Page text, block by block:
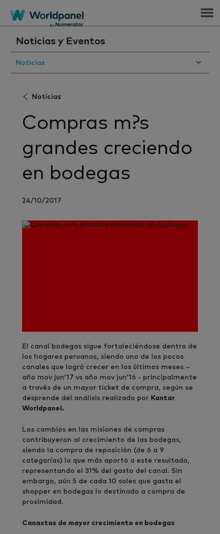
Menu
Noticias y Eventos
Noticias
Noticias
Compras m?s
grandes creciendo
en bodegas
24/10/2017
El canal bodegas sigue fortaleciéndose dentro de
los hogares peruanos, siendo uno de los pocos
canales que logró crecer en los últimos meses –
año mov jun’17 vs año mov jun’16 - principalmente
a través de un mayor ticket de compra, según se
desprende del análisis realizado por Kantar
Worldpanel.
Los cambios en las misiones de compras
contribuyeron al crecimiento de las bodegas,
siendo la compra de reposición (de 6 a 9
categorías) la que más aportó a este resultado,
representando el 31% del gasto del canal. Sin
embargo, aún 5 de cada 10 soles que gasta el
shopper en bodegas lo destinado a compra de
proximidad.
Canastas de mayor crecimiento en bodegas